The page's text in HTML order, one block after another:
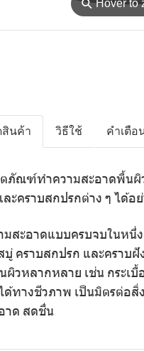
Hover to
สินค้า วิธีใช้ คำเตือ
ภัณฑ์ทำความสะอาดพื้นผิว
ะคราบสกปรกต่าง ๆ ได้
สะอาดแบบครบจบในหนึ่ง
คราบสกปรก และคราบฝั
วหลากหลาย เช่น กระเ
ด้ทางชีวภาพ เป็นมิตรต่อสิ่
าด สดชื่น